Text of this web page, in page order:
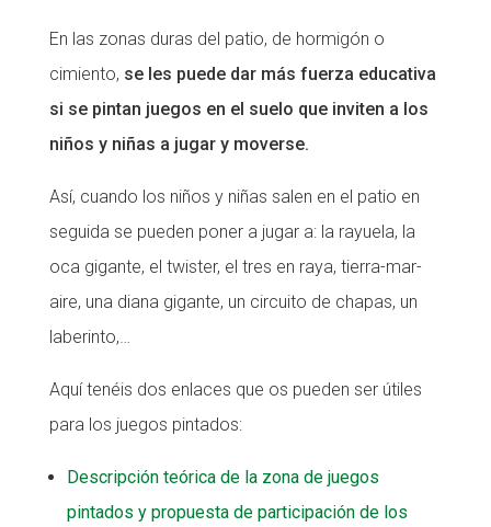
En las zonas duras del patio, de hormigón o
cimiento, se les puede dar más fuerza educativa
si se pintan juegos en el suelo que inviten a los
niños y niñas a jugar y moverse.
Así, cuando los niños y niñas salen en el patio en
seguida se pueden poner a jugar a: la rayuela, la
oca gigante, el twister, el tres en raya, tierra-mar-
aire, una diana gigante, un circuito de chapas, un
laberinto,…
Aquí tenéis dos enlaces que os pueden ser útiles
para los juegos pintados:
Descripción teórica de la zona de juegos
pintados y propuesta de participación de los